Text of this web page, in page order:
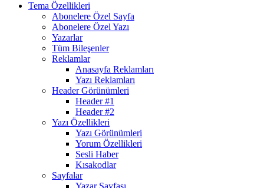
Tema Özellikleri
Abonelere Özel Sayfa
Abonelere Özel Yazı
Yazarlar
Tüm Bileşenler
Reklamlar
Anasayfa Reklamları
Yazı Reklamları
Header Görünümleri
Header #1
Header #2
Yazı Özellikleri
Yazı Görünümleri
Yorum Özellikleri
Sesli Haber
Kısakodlar
Sayfalar